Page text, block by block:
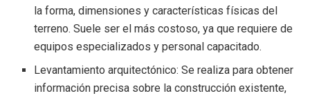
la forma, dimensiones y características físicas del
terreno. Suele ser el más costoso, ya que requiere de
equipos especializados y personal capacitado.
Levantamiento arquitectónico: Se realiza para obtener
información precisa sobre la construcción existente,